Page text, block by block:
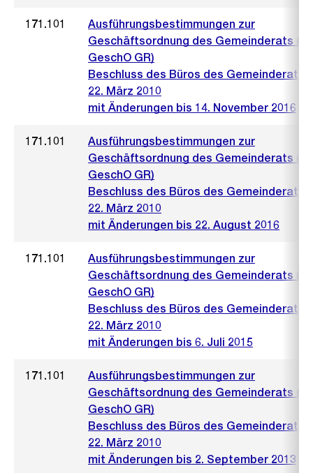
171.101
Ausführungsbestimmungen zur
Geschäftsordnung des Gemeinderats
GeschO GR)
Beschluss des Büros des Gemeinderats
22. März 2010
mit Änderungen bis 14. November 2016
171.101
Ausführungsbestimmungen zur
Geschäftsordnung des Gemeinderats
GeschO GR)
Beschluss des Büros des Gemeinderats
22. März 2010
mit Änderungen bis 22. August 2016
171.101
Ausführungsbestimmungen zur
Geschäftsordnung des Gemeinderats
GeschO GR)
Beschluss des Büros des Gemeinderats
22. März 2010
mit Änderungen bis 6. Juli 2015
171.101
Ausführungsbestimmungen zur
Geschäftsordnung des Gemeinderats
GeschO GR)
Beschluss des Büros des Gemeinderats
22. März 2010
mit Änderungen bis 2. September 2013